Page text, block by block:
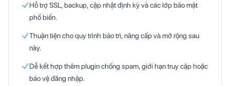
Hỗ trợ SSL, backup, cập nhật định kỳ và các lớp bảo mật
phổ biến.
Thuận tiện cho quy trình bảo trì, nâng cấp và mở rộng sau
này.
Dễ kết hợp thêm plugin chống spam, giới hạn truy cập hoặc
bảo vệ đăng nhập.